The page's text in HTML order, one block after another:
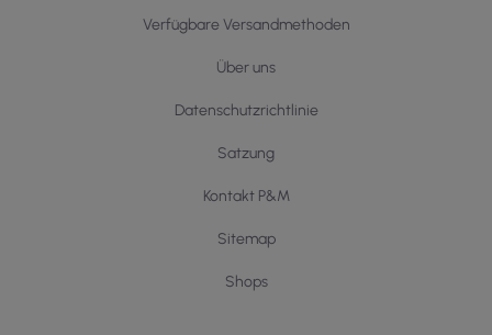
Verfügbare Versandmethoden
Über uns
Datenschutzrichtlinie
Satzung
Kontakt P&M
Sitemap
Shops